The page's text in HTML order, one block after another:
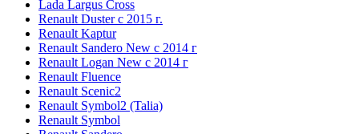
Lada Largus Cross
Renault Duster с 2015 г.
Renault Kaptur
Renault Sandero New с 2014 г
Renault Logan New с 2014 г
Renault Fluence
Renault Scenic2
Renault Symbol2 (Talia)
Renault Symbol